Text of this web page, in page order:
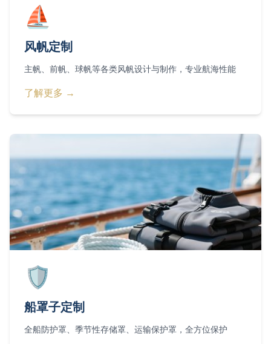
⛵
风帆定制
主帆、前帆、球帆等各类风帆设计与制作，专业航海性能
了解更多 →
🛡️
船罩子定制
全船防护罩、季节性存储罩、运输保护罩，全方位保护